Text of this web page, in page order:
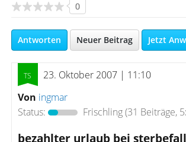
0
Antworten Neuer Beitrag Jetzt
23. Oktober 2007 | 11:10
Von ingmar
Status:
Frischling(31 Beiträge,
bezahlter urlaub bei